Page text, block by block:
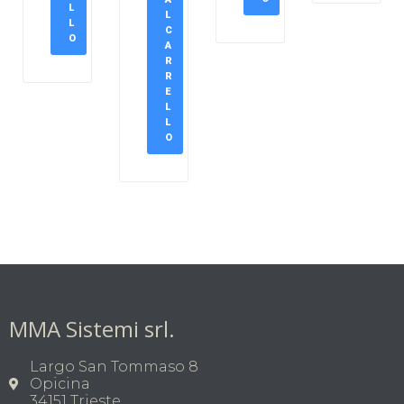
L
L
O
L
C
A
R
R
E
L
L
O
MMA Sistemi srl.
Largo San Tommaso 8
Opicina